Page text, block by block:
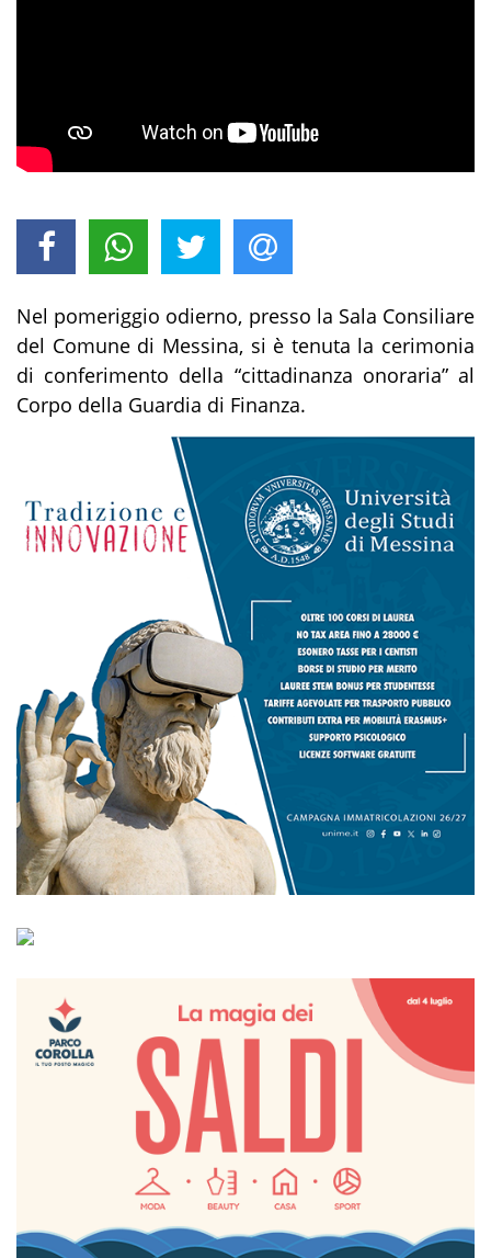
Nel pomeriggio odierno, presso la Sala Consiliare
del Comune di Messina, si è tenuta la cerimonia
di conferimento della “cittadinanza onoraria” al
Corpo della Guardia di Finanza.